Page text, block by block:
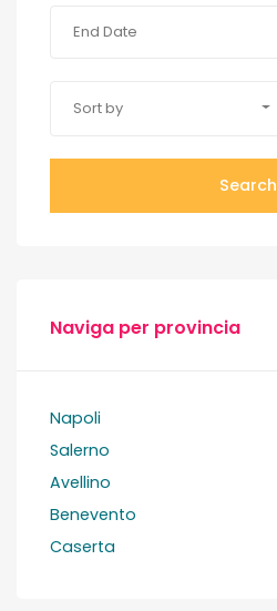
Sort by
Search
Naviga per provincia
Napoli
Salerno
Avellino
Benevento
Caserta